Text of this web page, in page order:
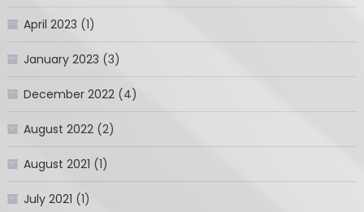
April 2023 (1)
January 2023 (3)
December 2022(4)
August 2022(2)
August 2021 (1)
July 2021 (1)